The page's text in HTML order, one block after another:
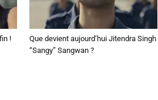
!
Que devient aujourd’hui Jitendra Singh
“Sangy” Sangwan ?